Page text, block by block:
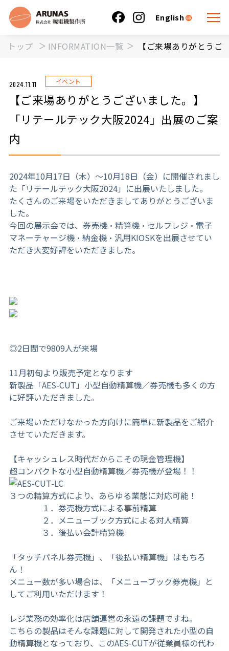
English
トップ INFORMATION一覧 【ご来場ありがとう
2024.11.11 イベント
【ご来場ありがとうございました。】
「リテールテック大阪2024」出展のご案
内
2024年10月17日（木）～10月18日（金）に開催されまし
た「リテールテック大阪2024」に出展いたしました。
たくさんのご来場をいただきましてありがとうございま
した。
今回の展示会では、券売機・精算機・セルフレジ・電子
マネーチャージ機・納金機・汎用KIOSKを出展させてい
ただき大変好評をいただきました。
◎2日間で9809人が来場
11月初旬より販売予定となります
新製品「AES-CUT 」小型自動精算機／券売機も多くの方
に好評いただきました。
ご来場いただけなかった方向けに簡単に新製品をご紹介
させていただきます。
【キャッシュレス時代だからこその現金管理機】
超コンパクトな小型自動精算機／券売機が登場！！
３つの精算方式により、あらゆる業態に対応可能！
１．券売機方式による事前精算
２．メニューブック方式による対人精算
３．後払い会計精算機
「タッチパネル券売機」、「後払い精算機」はもちろ
ん！
メニュー数が多い場合は、「メニューブック券売機」と
してご利用いただけます！
レジ業務の効率化は店舗運営の永遠の課題ですね。
こちらの製品はそんな課題に対して開発された小型の自
動精算機となっており、このAES-CUTが従業員様の代わ